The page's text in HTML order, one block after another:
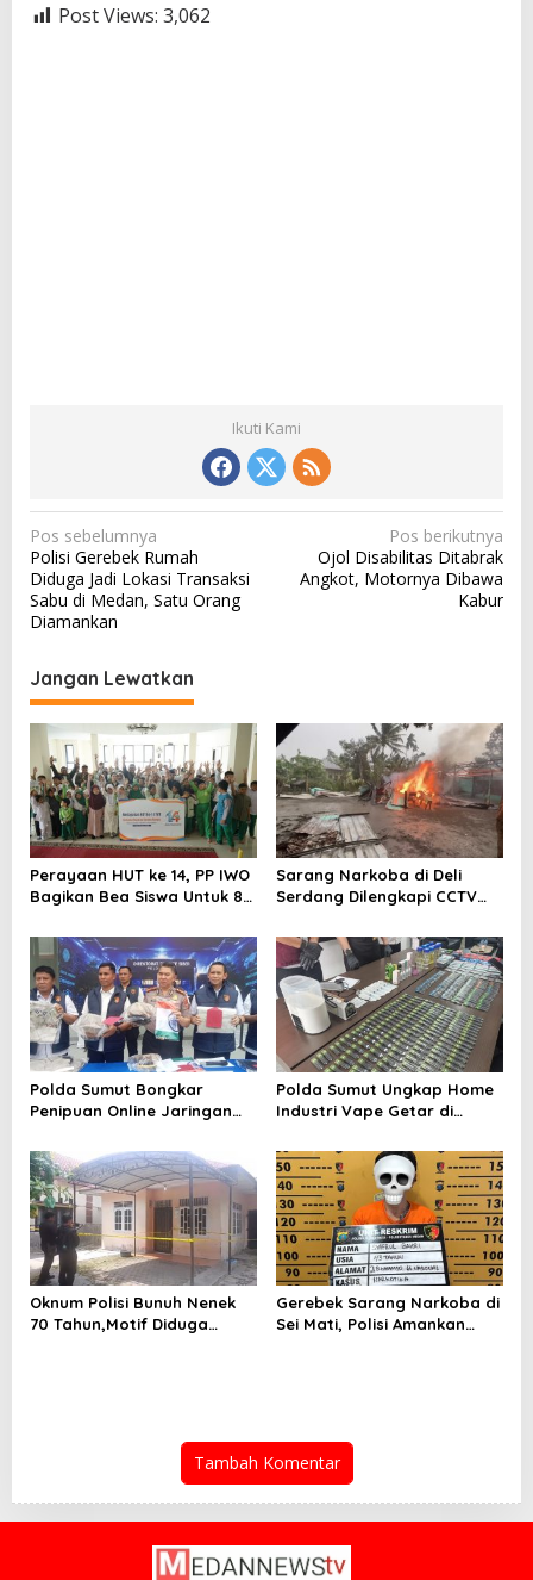
Post Views: 3,062
Ikuti Kami
N
a
v
i
g
a
s
i
p
o
s
Pos sebelumnya
Polisi Gerebek Rumah
Diduga Jadi Lokasi Transaksi
Sabu di Medan, Satu Orang
Diamankan
Pos berikutnya
Ojol Disabilitas Ditabrak
Angkot, Motornya Dibawa
Kabur
Jangan Lewatkan
Perayaan HUT ke 14, PP IWO
Bagikan Bea Siswa Untuk 8
Jaksel
Sarang Narkoba di Deli
Serdang Dilengkapi CCTV
Orang
Polda Sumut Bongkar
Penipuan Online Jaringan
Rp 6,7 Miliar
Polda Sumut Ungkap Home
Industri Vape Getar di
Oknum Polisi Bunuh Nenek
70 Tahun,Motif Diduga
Gerebek Sarang Narkoba di
Sei Mati, Polisi Amankan
Tambah Komentar